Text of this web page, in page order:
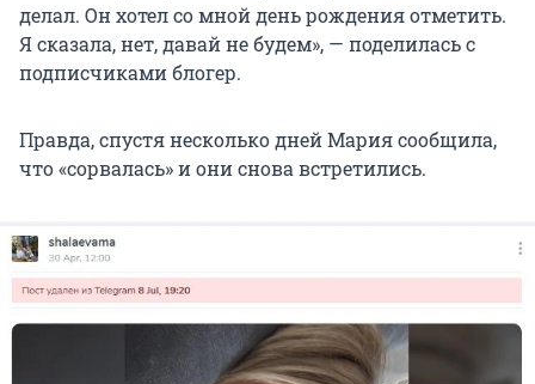
делал. Он хотел со мной день рождения отметить.
Я сказала, нет, давай не будем», — поделилась с
подписчиками блогер.
Правда, спустя несколько дней Мария сообщила,
что «сорвалась» и они снова встретились.